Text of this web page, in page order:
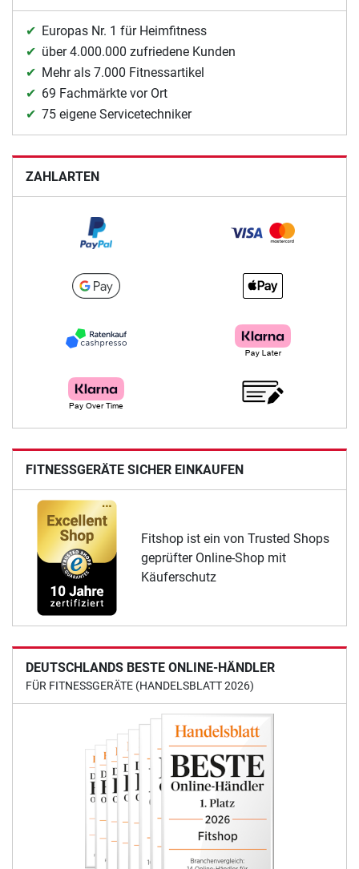
Europas Nr. 1 für Heimfitness
über 4.000.000 zufriedene Kunden
Mehr als 7.000 Fitnessartikel
69 Fachmärkte vor Ort
75 eigene Servicetechniker
ZAHLARTEN
FITNESSGERÄTE SICHER EINKAUFEN
Fitshop ist ein von Trusted Shops
geprüfter Online-Shop mit
Käuferschutz
DEUTSCHLANDS BESTE ONLINE-HÄNDLER
FÜR FITNESSGERÄTE (HANDELSBLATT 2026)